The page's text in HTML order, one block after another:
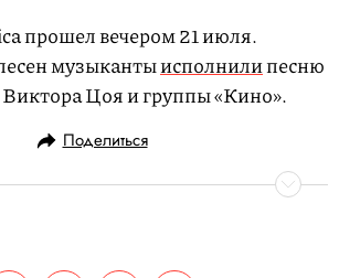
прошел вечером 21 июля.
музыкантыисполнилипесню
Цоя и группы «Кино».
Поделиться